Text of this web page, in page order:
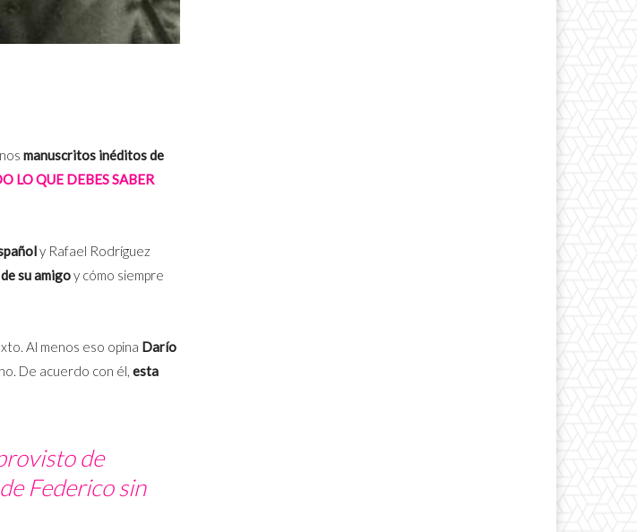
manuscritos inéditos de
LO QUE DEBES SABER
y Rafael Rodríguez
su amigoy cómo siempre
Al menos eso opina Darío
De acuerdo con él, esta
de
Federico sin